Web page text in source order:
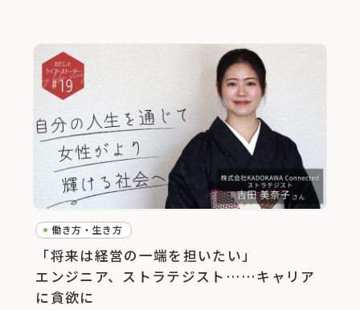
働き方・生き方
「将来は経営の一端を担いたい」
エンジニア、ストラテジスト……キャリア
に貪欲に